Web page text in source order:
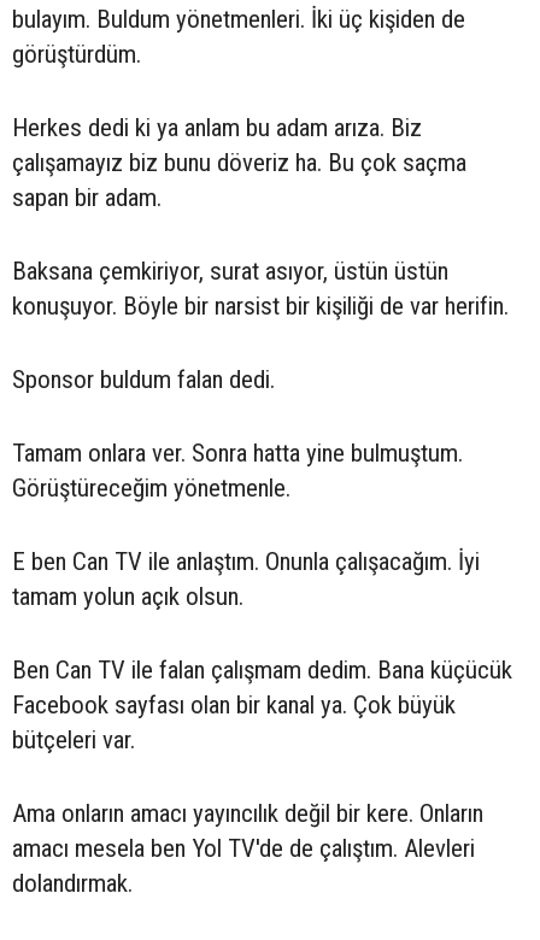
bulayım. Buldum yönetmenleri. İki üç kişiden de
görüştürdüm.
Herkes dedi ki ya anlam bu adam arıza. Biz
çalışamayız biz bunu döveriz ha. Bu çok saçma
sapan bir adam.
Baksana çemkiriyor, surat asıyor, üstün üstün
konuşuyor. Böyle bir narsist bir kişiliği de var herifin.
Sponsor buldum falan dedi.
Tamam onlara ver. Sonra hatta yine bulmuştum.
Görüştüreceğim yönetmenle.
E ben Can TV ile anlaştım. Onunla çalışacağım. İyi
tamam yolun açık olsun.
Ben Can TV ile falan çalışmam dedim. Bana küçücük
Facebook sayfası olan bir kanal ya. Çok büyük
bütçeleri var.
Ama onların amacı yayıncılık değil bir kere. Onların
amacı mesela ben Yol TV'de de çalıştım. Alevleri
dolandırmak.